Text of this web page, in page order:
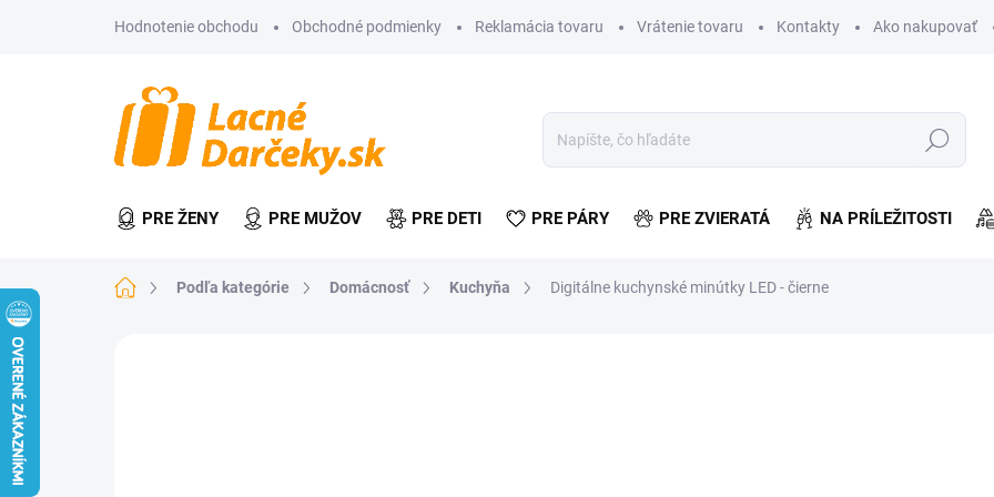
Hodnotenie obchodu Obchodné podmienky Reklamácia tovaru Vrátenie tovaru Kontakty Ako nakupovať
Hľadať
PRE ŽENY PRE MUŽOV PRE DETI PRE PÁRY PRE ZVIERATÁ NA PRÍLEŽITOSTI
DomovPodľa kategórie Domácnosť Kuchyňa Digitálne kuchynské minútky LED - čierne